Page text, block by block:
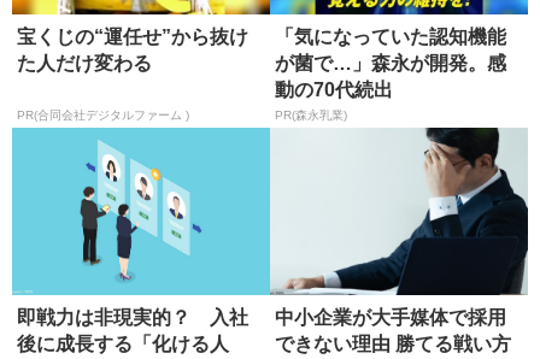
宝くじの“運任せ”から抜け
た人だけ変わる
PR(合同会社デジタルファーム )
「気になっていた認知機能
が菌で…」森永が開発。感
動の70代続出
PR(森永乳業)
即戦力は非現実的？ 入社
後に成長する「化ける人
中小企業が大手媒体で採用
できない理由 勝てる戦い方